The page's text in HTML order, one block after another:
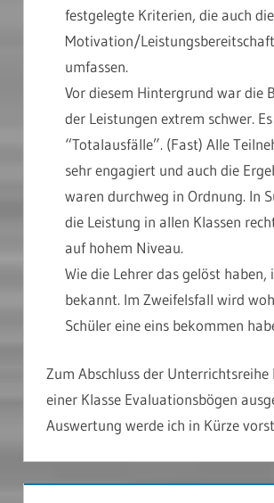
festgelegte Kriterien, die auch die
Motivation/
umfassen.
Vor diesem Hintergrund war die
der Leistungen extrem schwer.
“Totalausfälle”. (Fast) Alle
sehr engagiert und auch die
waren durchweg in Ordnung. In
die Leistung in allen Klassen
auf hohem Niveau.
Wie die Lehrer das gelöst
bekannt. Im Zweifelsfall wird
Schüler eine eins bekommen
Zum Abschluss der Unterrichtsreihe
einer Klasse Evaluationsbögen
Auswertung werde ich in Kürze